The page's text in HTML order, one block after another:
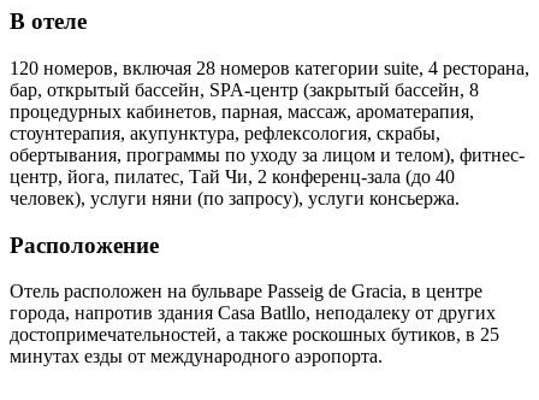
В отеле
120 номеров, включая 28 номеров категории suite, 4 ресторана,
бар, открытый бассейн, SPA-центр (закрытый бассейн, 8
процедурных кабинетов, парная, массаж, ароматерапия,
стоунтерапия, акупунктура, рефлексология, скрабы,
обертывания, программы по уходу за лицом и телом), фитнес-
центр, йога, пилатес, Тай Чи, 2 конференц-зала (до 40
человек), услуги няни (по запросу), услуги консьержа.
Расположение
Отель расположен на бульваре Passeig de Gracia, в центре
города, напротив здания Casa Batllo, неподалеку от других
достопримечательностей, а также роскошных бутиков, в 25
минутах езды от международного аэропорта.